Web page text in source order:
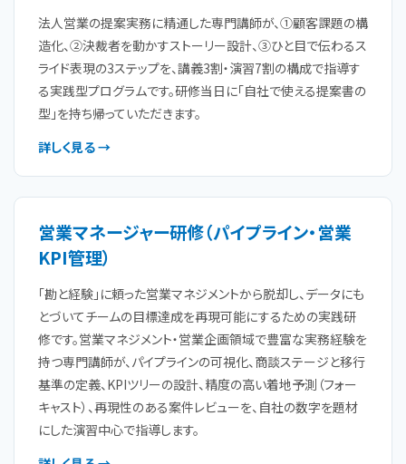
法人営業の提案実務に精通した専門講師が、①顧客課題の構
造化、②決裁者を動かすストーリー設計、③ひと目で伝わるス
ライド表現の3ステップを、講義3割・演習7割の構成で指導す
る実践型プログラムです。研修当日に「自社で使える提案書の
型」を持ち帰っていただきます。
詳しく見る →
営業マネージャー研修（パイプライン・営業
KPI管理）
「勘と経験」に頼った営業マネジメントから脱却し、データにも
とづいてチームの目標達成を再現可能にするための実践研
修です。営業マネジメント・営業企画領域で豊富な実務経験を
持つ専門講師が、パイプラインの可視化、商談ステージと移行
基準の定義、KPIツリーの設計、精度の高い着地予測（フォー
キャスト）、再現性のある案件レビューを、自社の数字を題材
にした演習中心で指導します。